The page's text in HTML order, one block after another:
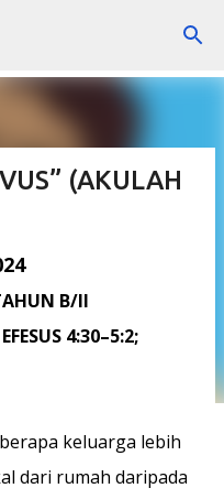
(AKULAH
B/II
4:30–5:2;
keluarga lebih
dari rumah daripada